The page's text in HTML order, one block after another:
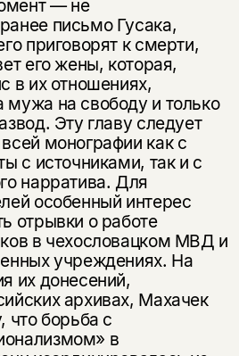
— не
письмо Гусака,
приговорят к смерти,
его жены, которая,
в их отношениях,
на свободу и только
Эту главу следует
монографии как с
с источниками, так и с
нарратива. Для
особенный интерес
отрывки о работе
в чехословацком МВД и
учреждениях. На
их донесений,
архивах, Махачек
что борьба с
в